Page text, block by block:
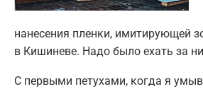
нанесения пленки, имитирующей
в Кишиневе. Надо было ехать за
С первыми петухами, когда я